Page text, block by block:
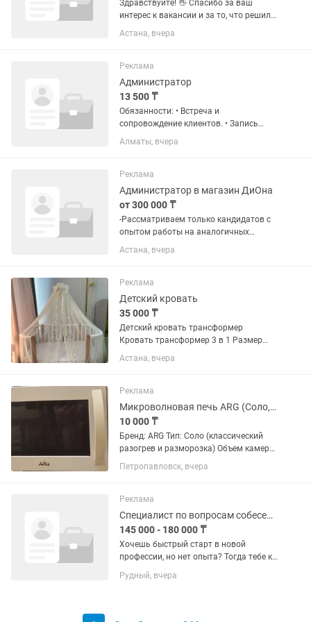
Здравствуйте! 👋 Спасибо за ваш
интерес к вакансии и за то, что решили
рассмотреть работу в нашей команде.
Меня зовут Олжас, я HR-специалист. Я
этапами...
Астана, вчера
Реклама
Администратор
13 500 ₸
Обязанности: • Встреча и
сопровождение клиентов. • Запись
клиентов, работа с и звонками. •
Подтверждение записей и заполнение
по услугам и продажа товаров. •
Работа...
Алматы, вчера
Реклама
Администратор в магазин ДиОна
от 300 000 ₸
-Рассматриваем только кандидатов с
опытом работы на аналогичных
позициях - Скидывайте полное резюме
в ответ на вакансию - Без резюме не
следующим адресам: Бейбитшилик
36,...
Астана, вчера
Реклама
Детский кровать
35 000 ₸
Детский кровать трансформер
Кровать трансформер 3 в 1 Размер
спального места 120х60см Механизм
качания: маятниковый Регулировка
стенка:съемная Колеса: 4
поворотных...
Астана, вчера
Реклама
Микроволновая печь ARG (Соло, 20 л, 700 Вт) Белая
10 000 ₸
Бренд: ARG Тип: Соло (классический
разогрев и разморозка) Объем камеры:
20 литров Мощность микроволн: 700
Вт Тип управления: Механическое
Количество уровней мощности: 5...
Петропавловск, вчера
Реклама
Специалист по вопросам собеседования в крупную торговую сеть магазинов
145 000 - 180 000 ₸
Хочешь быстрый старт в новой
профессии, но нет опыта? Тогда тебе к
одном из крупнейших контактных
Рудный, вчера